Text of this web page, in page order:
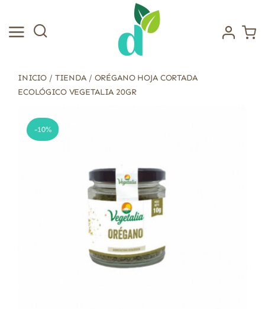
contenido
INICIO / TIENDA/ ORÉGANO HOJA CORTADA
ECOLÓGICO VEGETALIA 20GR
-10%